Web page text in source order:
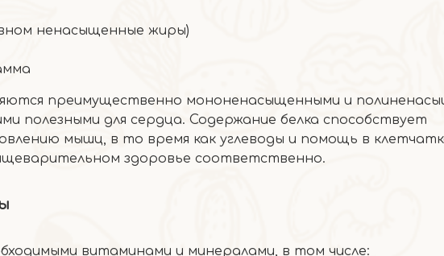
ненасыщенные жиры)
преимущественно мононенасыщенными и
полезными для сердца. Содержание белка способствует
мышц, в то время как углеводы и помощь в
здоровье соответственно.
витаминами и минералами, в том числе: